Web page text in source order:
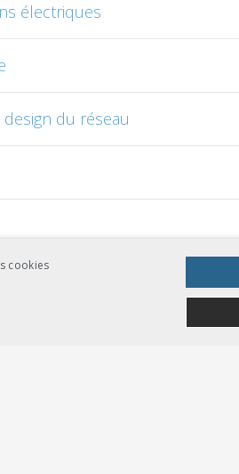
électriques
du réseau
des projets et des travaux
cookies